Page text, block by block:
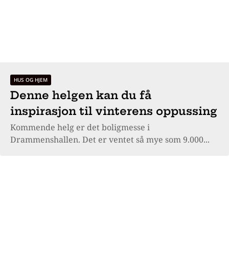
HUS OG HJEM
Denne helgen kan du få
inspirasjon til vinterens oppussing
Kommende helg er det boligmesse i
Drammenshallen. Det er ventet så mye som 9.000...